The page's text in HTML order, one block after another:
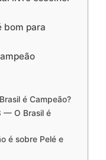
bom para
é Campeão?
— O Brasil é
é sobre Pelé e